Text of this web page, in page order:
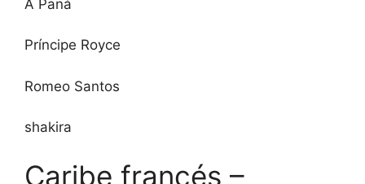
A Paná
Príncipe Royce
Romeo Santos
shakira
Caribe francés –